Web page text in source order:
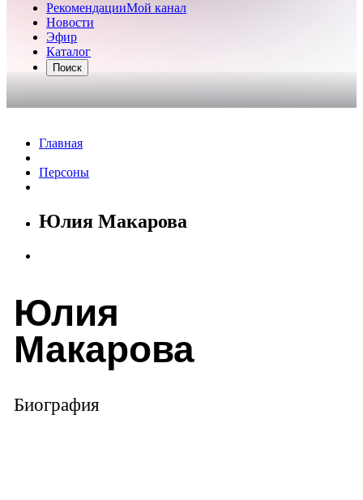
РекомендацииМой канал
Новости
Эфир
Каталог
Поиск
Главная
Персоны
Юлия Макарова
Юлия
Макарова
Биография